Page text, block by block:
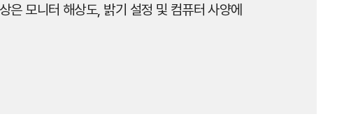
은 모니터 해상도, 밝기 설정 및 컴퓨터 사양에